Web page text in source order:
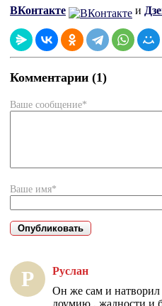
ВКонтакте
и
Комментарии (1)
Ваше сообщение*
Ваше имя*
Р Руслан
Он же сам и натворил
доумию , жадности и